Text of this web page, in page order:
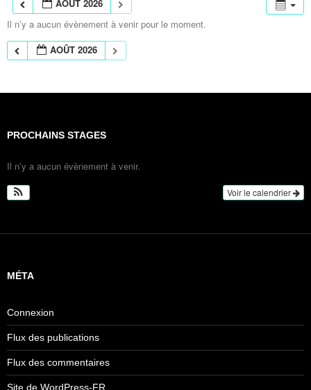
AOÛT 2026
Il n’y a aucun évènement à venir pour le moment.
AOÛT 2026
PROCHAINS STAGES
Il n’y a aucun évènement à venir.
Voir le calendrier
MÉTA
Connexion
Flux des publications
Flux des commentaires
Site de WordPress-FR